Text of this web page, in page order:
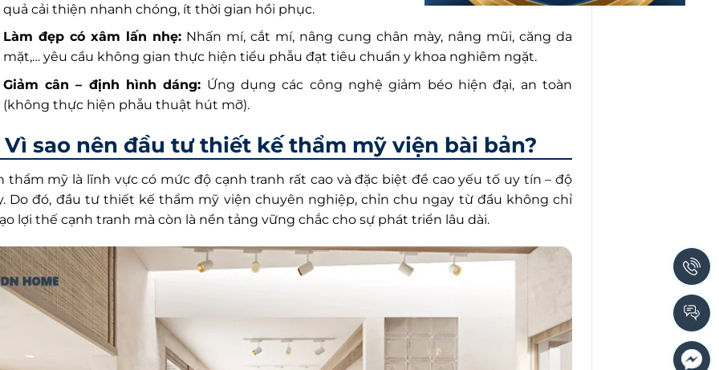
quả cải thiện nhanh chóng, ít thời gian hồi phục.
Làm đẹp có xâm lấn nhẹ:Nhấn mí, cắt mí, nâng cung chân mày, nâng mũi, căng da
mặt,… yêu cầu không gian thực hiện tiểu phẫu đạt tiêu chuẩn y khoa nghiêm ngặt.
Giảm cân – định hình dáng: Ứng dụng các công nghệ giảm béo hiện đại, an toàn
(không thực hiện phẫu thuật hút mỡ).
Vì sao nên đầu tư thiết kế thẩm mỹ viện bài bản?
thẩm mỹ là lĩnh vực có mức độ cạnh tranh rất cao và đặc biệt đề cao yếu tố uy tín – độ
Do đó, đầu tư thiết kế thẩm mỹ viện chuyên nghiệp, chỉn chu ngay từ đầu không chỉ
lợi thế cạnh tranh mà còn là nền tảng vững chắc cho sự phát triển lâu dài.